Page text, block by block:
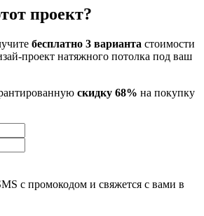
проект?
бесплатно 3 варианта стоимости
проект натяжного потолка под ваш
скидку 68% на покупку
с промокодом и свяжется с вами в